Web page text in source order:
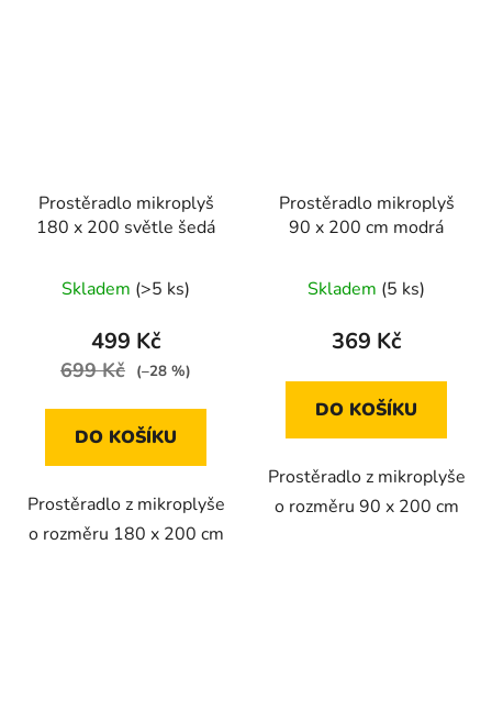
Prostěradlo mikroplyš
180 x 200 světle šedá
Skladem (>5 ks)
499 Kč
699 Kč (–28 %)
DO KOŠÍKU
Prostěradlo z mikroplyše
o rozměru 180 x 200 cm
Prostěradlo mikroplyš
90 x 200 cm modrá
Skladem (5 ks)
369 Kč
DO KOŠÍKU
Prostěradlo z mikroplyše
o rozměru 90 x 200 cm